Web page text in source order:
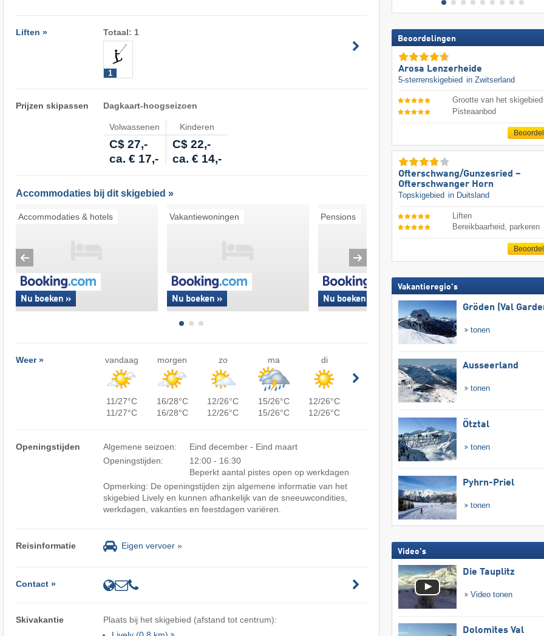
Liften » Totaal: 1
1
Prijzen skipassen Dagkaart-hoogseizoen
Volwassenen Kinderen
C$ 27,-
C$ 22,-
ca. € 17,-
ca. € 14,-
Accommodaties bij dit skigebied »
Accommodaties & hotels
Nu boeken »
Vakantiewoningen
Nu boeken »
Pensions
Nu boeken »
Ski-in/Ski-out
Weer » vandaag
11/27°C
11/27°C
morgen
16/28°C
16/28°C
zo
12/26°C
12/26°C
ma
15/26°C
15/26°C
di
12/26°C
12/26°C
Openingstijden Algemene seizoen:
Eind december - Eind maart
Openingstijden:
12:00 - 16:30
Beperkt aantal pistes open op werkdagen
Opmerking: De openingstijden zijn algemene informatie van het
skigebied Lively en kunnen afhankelijk van de sneeuwcondities,
werkdagen, vakanties en feestdagen variëren.
Reisinformatie Eigen vervoer »
Contact »
Skivakantie
Plaats bij het skigebied (afstand tot centrum):
Beoordelingen
Arosa Lenzerheide
5-sterrenskigebied in Zwitserland
Grootte van het skigebied
Pisteaanbod
Ofterschwang/​Gunzesried –
Ofterschwanger Horn
Topskigebied in Duitsland
Liften
Bereikbaarheid, parkeren
Vakantieregio's
Gröden (Val
tonen
Ausseerland
tonen
Ötztal
tonen
Pyhrn-Priel
tonen
Video's
Die Tauplitz
Video tonen
Dolomites Val